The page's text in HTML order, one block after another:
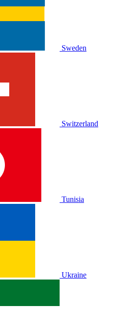
Sweden
Switzerland
Tunisia
Ukraine